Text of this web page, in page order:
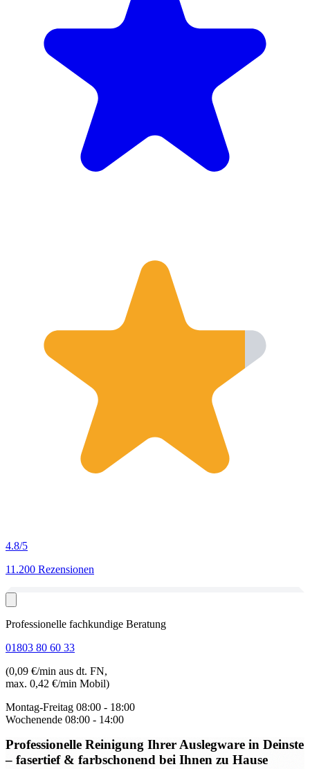
4.8/5
11.200 Rezensionen
Professionelle fachkundige Beratung
01803 80 60 33
(0,09 €/min aus dt. FN,
max. 0,42 €/min Mobil)
Montag-Freitag 08:00 - 18:00
Wochenende 08:00 - 14:00
Professionelle Reinigung Ihrer Auslegware in Deinste
– fasertief & farbschonend bei Ihnen zu Hause